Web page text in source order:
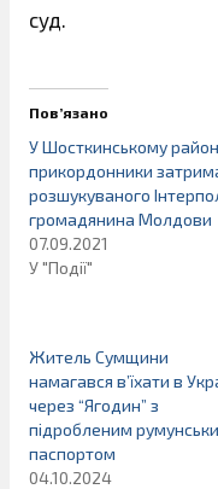
суд.
Пов’язано
У Шосткинському
прикордонники
розшукуваного
громадянина Молдови
07.09.2021
У "Події"
Житель Сумщини
намагався в’їхати в
через “Ягодин” з
підробленим
паспортом
04.10.2024